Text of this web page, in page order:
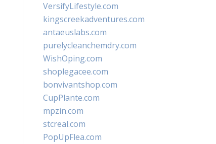
VersifyLifestyle.com
kingscreekadventures.com
antaeuslabs.com
purelycleanchemdry.com
WishOping.com
shoplegacee.com
bonvivantshop.com
CupPlante.com
mpzin.com
stcreal.com
PopUpFlea.com